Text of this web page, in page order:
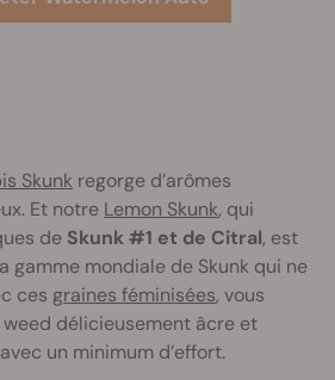
Skunk regorge d’arômes
Et notre Lemon Skunk, qui
de Skunk #1 et de Citral, est
gamme mondiale de Skunk qui ne
ces graines féminisées, vous
délicieusement âcre et
un minimum d’effort.